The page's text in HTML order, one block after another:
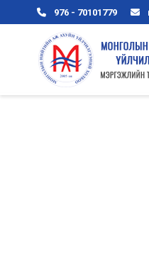
976 - 70101779